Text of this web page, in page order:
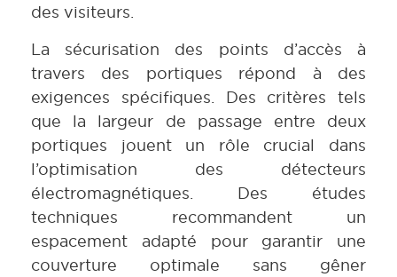
des visiteurs.
La sécurisation des points d’accès à
travers des portiques répond à des
exigences spécifiques. Des critères tels
que la largeur de passage entre deux
portiques jouent un rôle crucial dans
l’optimisation des détecteurs
électromagnétiques. Des études
techniques recommandent un
espacement adapté pour garantir une
couverture optimale sans gêner